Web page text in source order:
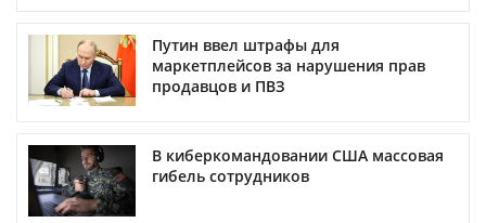
Путин ввел штрафы для
маркетплейсов за нарушения прав
продавцов и ПВЗ
В киберкомандовании США массовая
гибель сотрудников